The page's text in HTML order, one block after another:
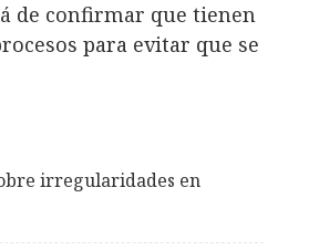
de confirmar que tienen
para evitar que se
irregularidades en